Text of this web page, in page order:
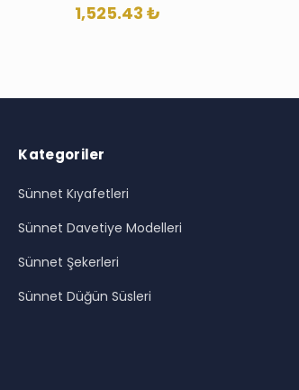
1,525.43 ₺
Kategoriler
Sünnet Kıyafetleri
Sünnet Davetiye Modelleri
Sünnet Şekerleri
Sünnet Düğün Süsleri